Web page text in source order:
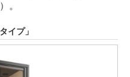
。
イプ」